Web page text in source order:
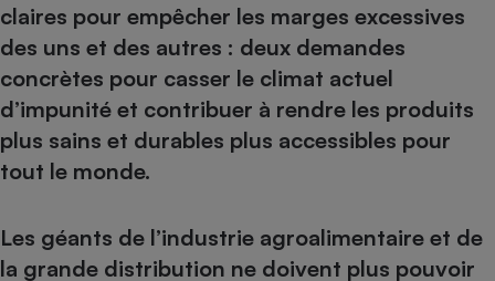
claires pour empêcher les marges excessives
des uns et des autres : deux demandes
concrètes pour casser le climat actuel
d’impunité et contribuer à rendre les produits
plus sains et durables plus accessibles pour
tout le monde.
Les géants de l’industrie agroalimentaire et de
la grande distribution ne doivent plus pouvoir